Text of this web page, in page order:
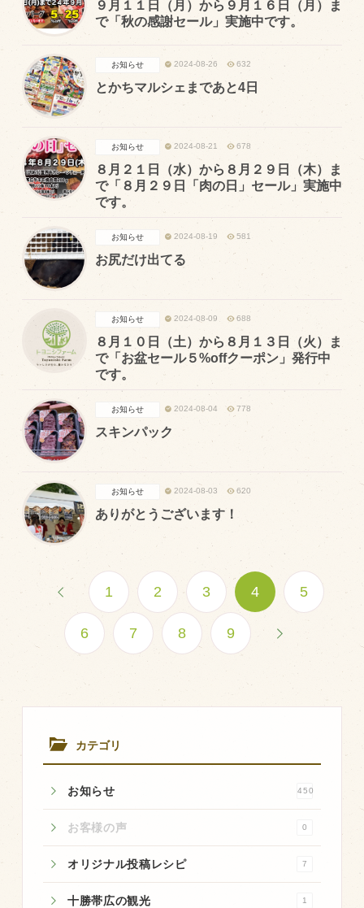
カテゴリ
お知らせ 450
お客様の声 0
オリジナル投稿レシピ 7
十勝帯広の観光 1
９月１１日（月）から９月１６日（月）ま
で「秋の感謝セール」実施中です。
2024-08-26 632
とかちマルシェまであと4日
お知らせ
2024-08-21 678
８月２１日（水）から８月２９日（木）ま
で「８月２９日「肉の日」セール」実施中
です。
お知らせ
2024-08-19 581
お尻だけ出てる
お知らせ
2024-08-09 688
８月１０日（土）から８月１３日（火）ま
で「お盆セール５%offクーポン」発行中
です。
お知らせ
2024-08-04 778
スキンパック
お知らせ
2024-08-03 620
ありがとうございます！
お知らせ
1 2 3 4 5
6 7 8 9